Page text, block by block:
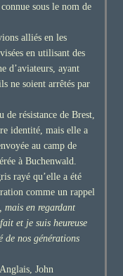
sous le nom de
alliés en les
en utilisant des
d’aviateurs, ayant
ne soient arrêtés par
de résistance de Brest,
identité, mais elle a
au camp de
à Buchenwald.
rayé qu’elle a été
comme un rappel
mais en regardant
et je suis heureuse
de nos générations
John